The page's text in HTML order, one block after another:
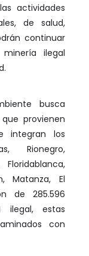
actividades
de salud,
continuar
ilegal
busca
provienen
integran los
Rionegro,
Matanza, El
de 285.596
ilegal, estas
con